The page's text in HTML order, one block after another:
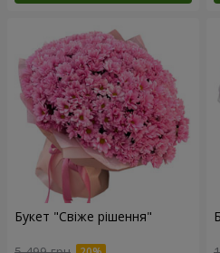
Букет "Свіже рішення"